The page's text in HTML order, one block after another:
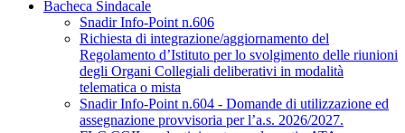
Bacheca Sindacale
Snadir Info-Point n.606
Richiesta di integrazione/aggiornamento del
Regolamento d’Istituto per lo svolgimento delle riunioni
degli Organi Collegiali deliberativi in modalità
telematica o mista
Snadir Info-Point n.604 - Domande di utilizzazione ed
assegnazione provvisoria per l’a.s. 2026/2027.